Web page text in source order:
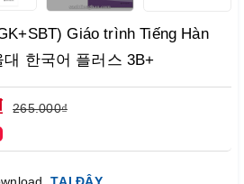
Giáo trình Tiếng Hàn
한국어 플러스 3B+
265.000₫
TẠI ĐÂY